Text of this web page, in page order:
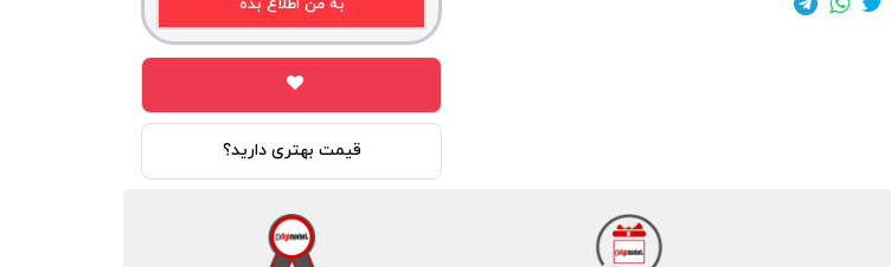
به من اطلاع بده
قیمت بهتری دارید؟